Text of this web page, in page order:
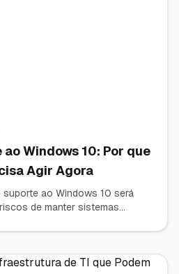
Windows 10: Por que
Agir Agora
ao Windows 10 será
de manter sistemas
e competitividade do